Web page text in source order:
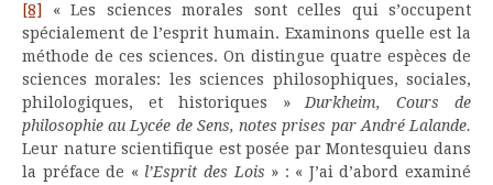
[8]
« Les sciences morales sont celles qui s’occupent
spécialement de l’esprit humain. Examinons quelle est la
méthode de ces sciences. On distingue quatre espèces de
sciences morales: les sciences philosophiques, sociales,
philologiques, et historiques »Durkheim, Cours de
philosophie au Lycée de Sens, notes prises par André Lalande.
Leur nature scientifique est posée par Montesquieu dans
la préface de « l’Esprit des Lois » : « J’ai d’abord examiné